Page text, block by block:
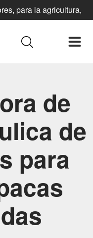
para la agricultura,
de
de
para